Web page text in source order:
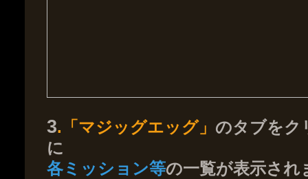
3.「マジッグエッグ」 のタブをク
に
各ミッション等の一覧が表示さ